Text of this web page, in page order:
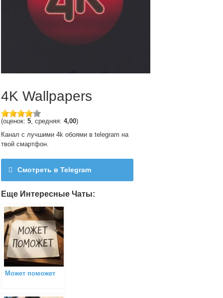
4K Wallpapers
(оценок:5, средняя:4,00)
Канал с лучшими 4k обоями в telegram на
твой смартфон.
Смотреть в Telegram
@fourkwallpapers
Еще Интересные Чаты:
Может поможет